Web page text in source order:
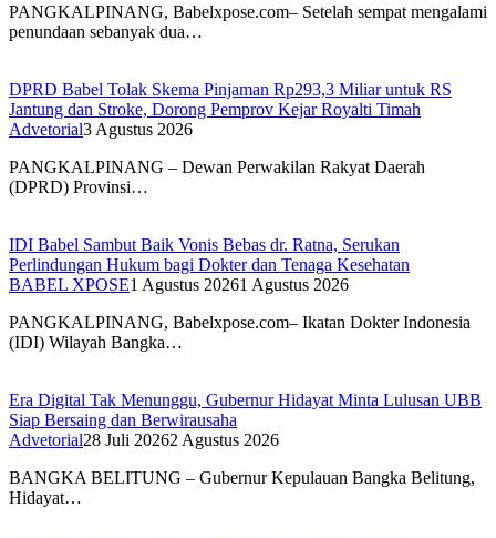
PANGKALPINANG, Babelxpose.com– Setelah sempat mengalami
penundaan sebanyak dua…
DPRD Babel Tolak Skema Pinjaman Rp293,3 Miliar untuk RS
Jantung dan Stroke, Dorong Pemprov Kejar Royalti Timah
Advetorial3 Agustus 2026
PANGKALPINANG – Dewan Perwakilan Rakyat Daerah
(DPRD) Provinsi…
IDI Babel Sambut Baik Vonis Bebas dr. Ratna, Serukan
Perlindungan Hukum bagi Dokter dan Tenaga Kesehatan
BABEL XPOSE1 Agustus 20261 Agustus 2026
PANGKALPINANG, Babelxpose.com– Ikatan Dokter Indonesia
(IDI) Wilayah Bangka…
Era Digital Tak Menunggu, Gubernur Hidayat Minta Lulusan UBB
Siap Bersaing dan Berwirausaha
Advetorial28 Juli 20262 Agustus 2026
BANGKA BELITUNG – Gubernur Kepulauan Bangka Belitung,
Hidayat…